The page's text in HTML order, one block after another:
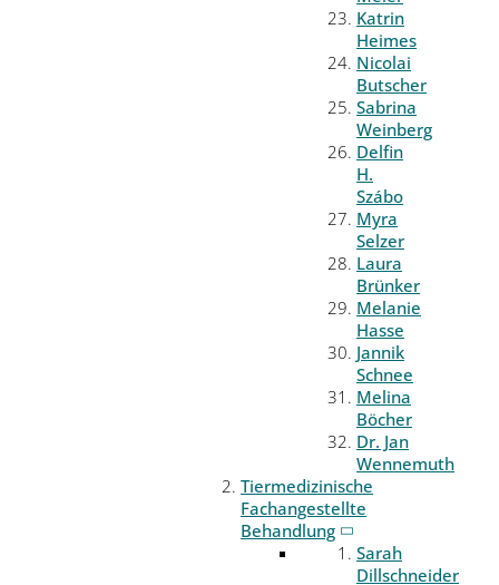
Katrin
Heimes
Nicolai
Butscher
Sabrina
Weinberg
Delfin
H.
Szábo
Myra
Selzer
Laura
Brünker
Melanie
Hasse
Jannik
Schnee
Melina
Böcher
Dr. Jan
Wennemuth
Tiermedizinische
Fachangestellte
Behandlung
Sarah
Dillschneider